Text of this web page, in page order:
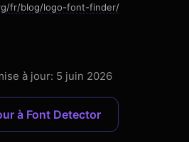
fr/blog/logo-font-finder/
à jour: 5 juin 2026
à Font Detector